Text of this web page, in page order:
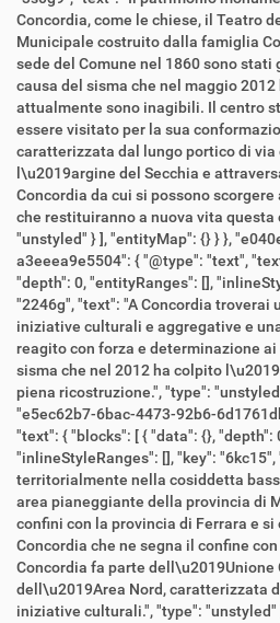
Concordia, come le chiese, il Teatro
Municipale costruito dalla famiglia
sede del Comune nel 1860 sono
causa del sisma che nel maggio
attualmente sono inagibili. Il centro
essere visitato per la sua
caratterizzata dal lungo portico di via
l\u2019argine del Secchia e
Concordia da cui si possono
che restituiranno a nuova vita questa
"unstyled" } ], "entityMap": {} } }, "e040e281-a366-4d9d-befe-
a3eeea9e5504": { "@type": "text", "text": { "blocks": [ { "data": {},
"depth": 0, "entityRanges": [], "inlineStyleRanges": [], "key":
"2246g", "text": "A Concordia troverai una citt\u00e0 ricca di
iniziative culturali e aggregative e
reagito con forza e determinazione
sisma che nel 2012 ha colpito
piena ricostruzione.", "type": "unstyled" } ], "entityMap": {} } },
"e5ec62b7-6bac-4473-92b6-6d1761dbc0f6": {
"text": { "blocks": [ { "data": {}, "depth": 0, "entityRanges": [],
"inlineStyleRanges": [], "key": "6kc15", "text": "Concordia rientra
territorialmente nella cosiddetta
area pianeggiante della provincia di
confini con la provincia di Ferrara e
Concordia che ne segna il confine
Concordia fa parte dell\u2019Unione
dell\u2019Area Nord, caratterizzata
iniziative culturali.", "type": "unstyled" } ], "entityMap": {} } },